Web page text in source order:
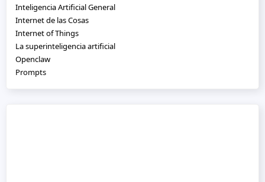
Inteligencia Artificial General
Internet de las Cosas
Internet of Things
La superinteligencia artificial
Openclaw
Prompts